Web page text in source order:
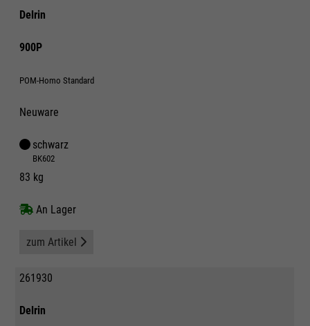
Delrin
900P
POM-Homo Standard
Neuware
schwarz
BK602
83 kg
An Lager
zum Artikel
261930
Delrin